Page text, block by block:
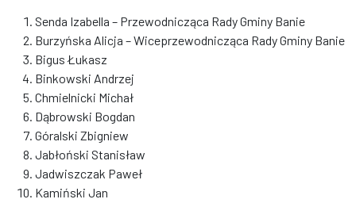
Senda Izabella – Przewodnicząca Rady Gminy Banie
Burzyńska Alicja – Wiceprzewodnicząca Rady Gminy Banie
Bigus Łukasz
Binkowski Andrzej
Chmielnicki Michał
Dąbrowski Bogdan
Góralski Zbigniew
Jabłoński Stanisław
Jadwiszczak Paweł
Kamiński Jan